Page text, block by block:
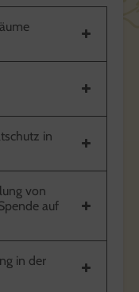
in
von
auf
in der